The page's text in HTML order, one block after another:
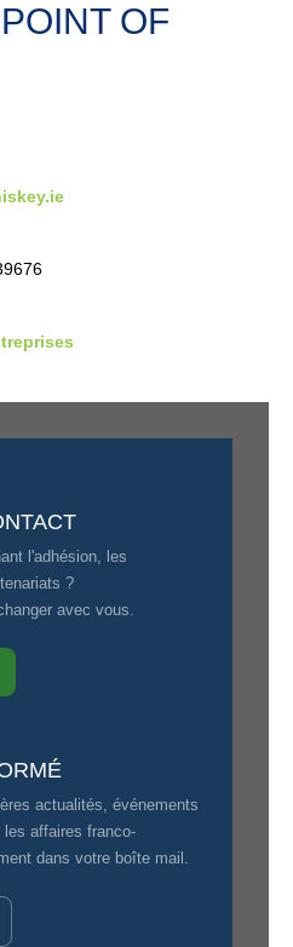
OF
l'adhésion, les
?
avec vous.
actualités, événements
affaires franco-
dans votre boîte mail.